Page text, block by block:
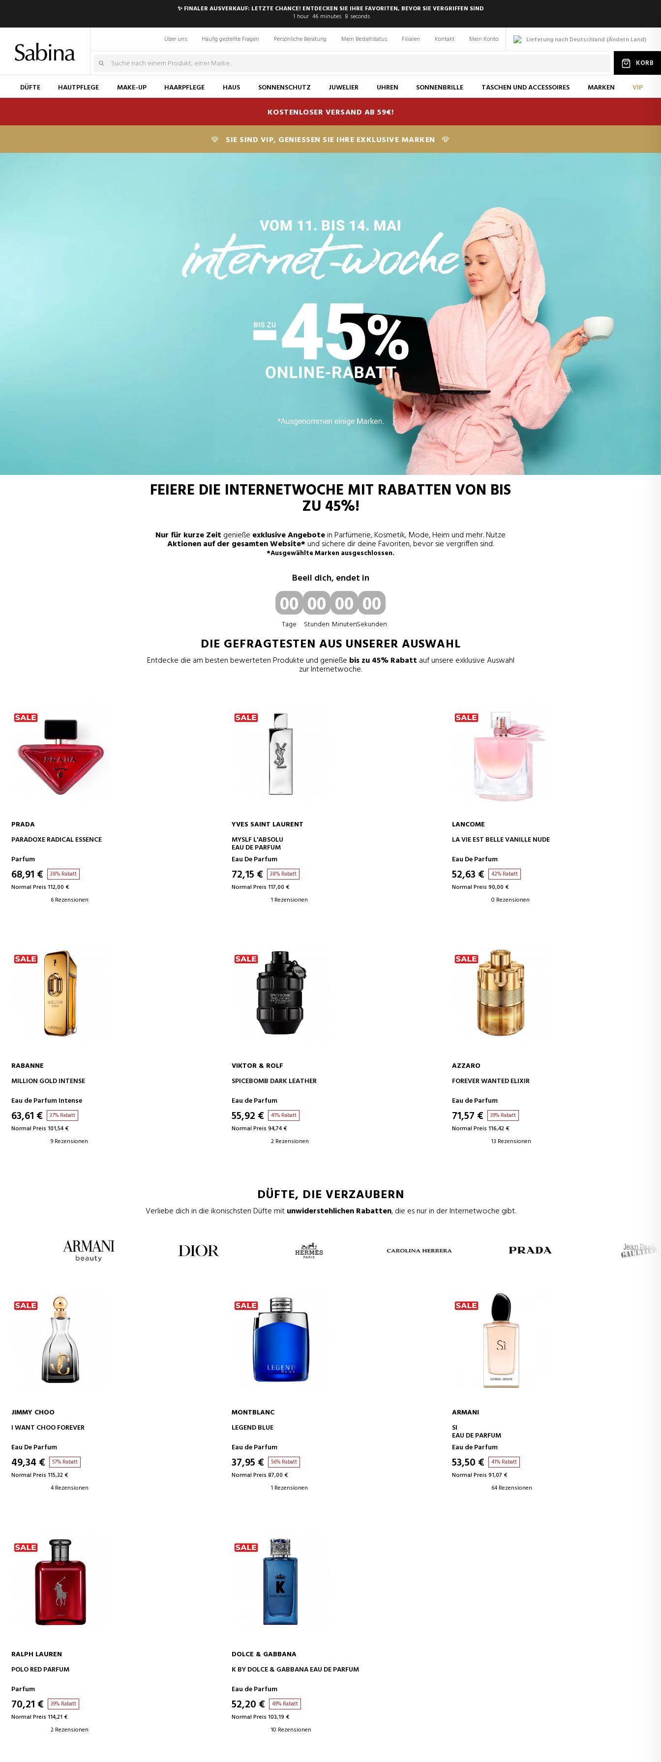
✨ FINALER AUSVERKAUF: LETZTE CHANCE! ENTDECKEN SIE IHRE FAVORITEN, BEVOR SIE VERGRIFFEN SIND
1 hour 46 minutes 7 seconds
Lieferung nach Deutschland (Ändern Land)
Über uns Häufig gestellte Fragen Persönliche Beratung Mein Bestellstatus Filialen Kontakt Mein Konto
KORB
DÜFTE HAUTPFLEGE MAKE-UP HAARPFLEGE HAUS SONNENSCHUTZ JUWELIER UHREN SONNENBRILLE TASCHEN UND ACCESSOIRES MARKEN VIP
KOSTENLOSER VERSAND AB 59€!
SIE SIND VIP, GENIESSEN SIE IHRE EXKLUSIVE MARKEN
FEIERE DIE INTERNETWOCHE MIT RABATTEN VON BIS
ZU 45%!
Nur für kurze Zeit genieße exklusive Angebotein Parfümerie, Kosmetik, Mode, Heim und mehr. Nutze
Aktionen auf der gesamten Website*und sichere dir deine Favoriten, bevor sie vergriffen sind.
*Ausgewählte Marken ausgeschlossen.
Beeil dich, endet in
00
Tage
00
Stunden
00
Minuten
00
Sekunden
DIE GEFRAGTESTEN AUS UNSERER AUSWAHL
Entdecke die am besten bewerteten Produkte und genieße bis zu 45% Rabatt auf unsere exklusive Auswahl
zur Internetwoche.
IN DEN WARENKORB
PRADA
PARADOXE RADICAL ESSENCE
Parfum
68,91 € 38% Rabatt
Normal Preis 112,00 €
6 Rezensionen
YVES SAINT LAURENT
MYSLF L'ABSOLU
EAU DE PARFUM
Eau De Parfum
72,15 € 38% Rabatt
Normal Preis 117,00 €
1 Rezensionen
IN DEN WARENKORB
LANCOME
LA VIE EST BELLE VANILLE NUDE
Eau De Parfum
52,63 € 42% Rabatt
Normal Preis 90,00 €
0 Rezensionen
IN DEN WARENKORB
RABANNE
MILLION GOLD INTENSE
Eau de Parfum Intense
63,61 € 37% Rabatt
Normal Preis 101,54 €
9 Rezensionen
IN DEN WARENKORB
VIKTOR & ROLF
SPICEBOMB DARK LEATHER
Eau de Parfum
55,92 € 41% Rabatt
Normal Preis 94,74 €
2 Rezensionen
IN DEN WARENKORB
AZZARO
FOREVER WANTED ELIXIR
Eau de Parfum
71,57 € 39% Rabatt
Normal Preis 116,42 €
13 Rezensionen
DÜFTE, DIE VERZAUBERN
Verliebe dich in die ikonischsten Düfte mitunwiderstehlichen Rabatten, die es nur in der Internetwoche gibt.
IN DEN WARENKORB
JIMMY CHOO
I WANT CHOO FOREVER
Eau De Parfum
49,34 € 57% Rabatt
Normal Preis 115,32 €
4 Rezensionen
MONTBLANC
LEGEND BLUE
Eau de Parfum
37,95 € 56% Rabatt
Normal Preis 87,00 €
1 Rezensionen
ARMANI
SI
EAU DE PARFUM
Eau de Parfum
53,50 € 41% Rabatt
Normal Preis 91,07 €
64 Rezensionen
RALPH LAUREN
POLO RED PARFUM
Parfum
70,21 € 39% Rabatt
Normal Preis 114,21 €
2 Rezensionen
IN DEN WARENKORB
DOLCE & GABBANA
K BY DOLCE & GABBANA EAU DE PARFUM
Eau de Parfum
52,20 € 49% Rabatt
Normal Preis 103,19 €
10 Rezensionen